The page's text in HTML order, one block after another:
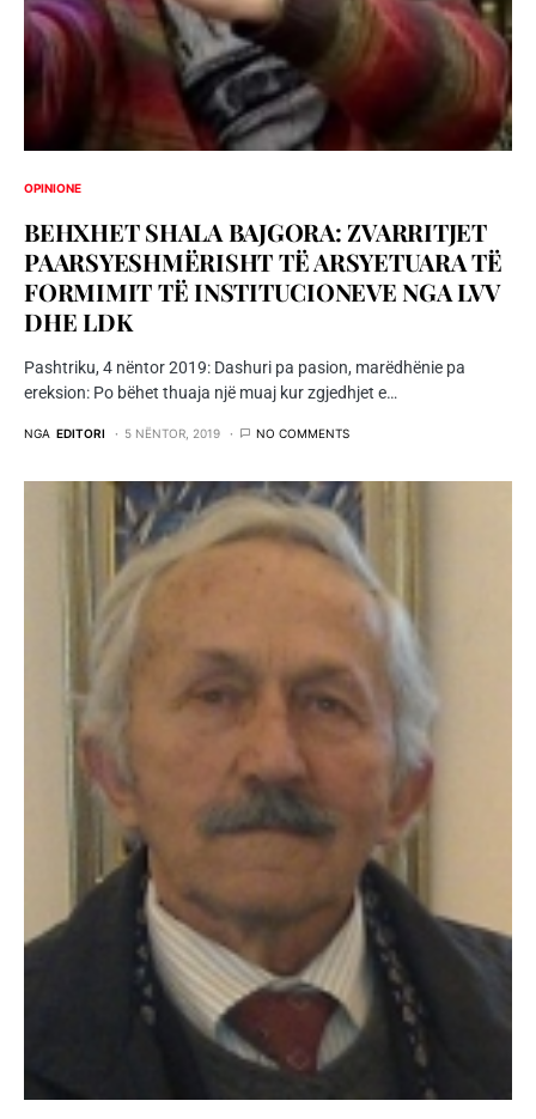
OPINIONE
BEHXHET SHALA BAJGORA: ZVARRITJET
PAARSYESHMËRISHT TË ARSYETUARA TË
FORMIMIT TË INSTITUCIONEVE NGA LVV
DHE LDK
Pashtriku, 4 nëntor 2019: Dashuri pa pasion, marëdhënie pa
ereksion: Po bëhet thuaja një muaj kur zgjedhjet e…
NGA EDITORI 5 NËNTOR, 2019 NO COMMENTS